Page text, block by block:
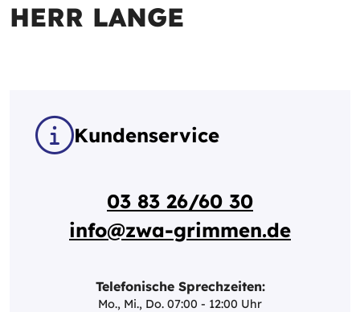
HERR LANGE
Kundenservice
03 83 26/60 30
info@zwa-grimmen.de
Telefonische Sprechzeiten:
Mo., Mi., Do. 07:00 - 12:00 Uhr